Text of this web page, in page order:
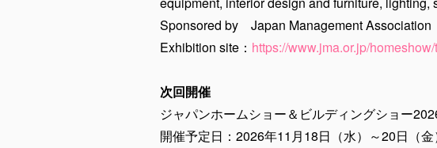
Sponsored by Japan Management Association
Exhibition site： https://www.jma.or.jp/
次回開催
ジャパンホームショー＆ビルディングショー
開催予定日：2026年11月18日（水）～20日（金